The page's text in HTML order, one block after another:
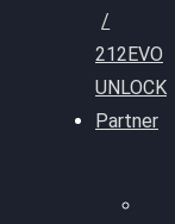
/
212EVO
UNLOCK
Partner